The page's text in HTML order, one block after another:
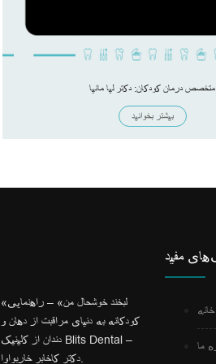
متخصص درمان کودکان: دکتر لیا مانیا
بیشتر بخوانید
«لبخند خوشحال من» – راهنمایی
کودکانه به دنیای مراقبت از دهان و
دندان از کلینیک Blits Dental –
دکتر کاخابر خاربواوا.
مفید
خانه
ما